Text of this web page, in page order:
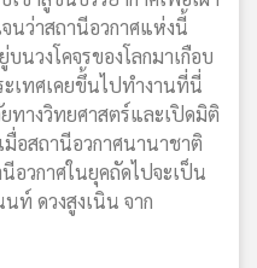
นว่าสถานีอวกาศแห่งนี้
นวงโคจรของโลกมาเกือบ
เทศเคยขึ้นไปทำงานที่นี่
ทางวิทยศาสตร์และเปิดมิติ
มื่อสถานีอวกาศนานาชาติ
อวกาศในยุคถัดไปจะเป็น
ท์ ดวงสูงเนิน จาก